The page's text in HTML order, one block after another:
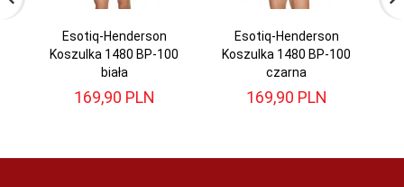
Esotiq-Henderson
Koszulka 1480 BP-100
biała
169,90 PLN
Esotiq-Henderson
Koszulka 1480 BP-100
czarna
169,90 PLN